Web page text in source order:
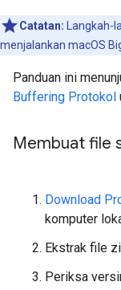
Catatan: Langkah-
menjalankan macOS
Panduan ini
Buffering Protokol
Membuat file
Download
komputer
Ekstrak file
Periksa